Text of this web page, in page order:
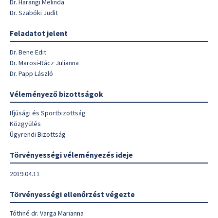
Dr. Harangi Melinda
Dr. Szabóki Judit
Feladatot jelent
Dr. Bene Edit
Dr. Marosi-Rácz Julianna
Dr. Papp László
Véleményező bizottságok
Ifjúsági és Sportbizottság
Közgyűlés
Ügyrendi Bizottság
Törvényességi véleményezés ideje
2019.04.11
Törvényességi ellenőrzést végezte
Tóthné dr. Varga Marianna